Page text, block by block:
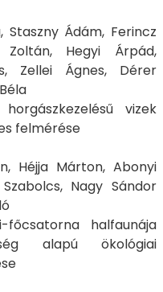
Staszny Ádám, Ferincz
Hegyi Árpád,
Zellei Ágnes, Dérer
horgászkezelésű vizek
felmérése
Héjja Márton, Abonyi
Nagy Sándor
főcsatorna halfaunája
alapú ökológiai